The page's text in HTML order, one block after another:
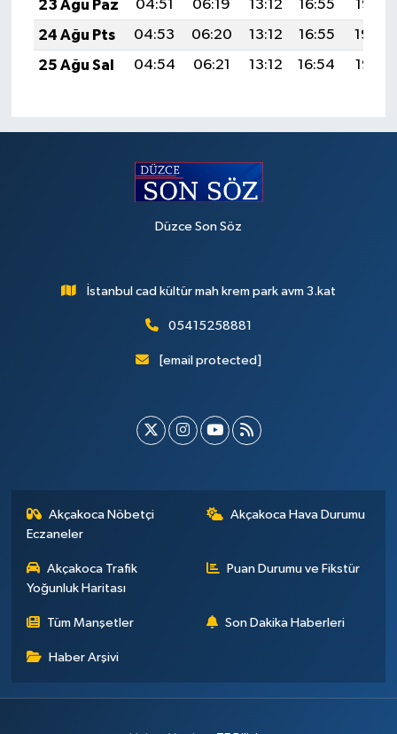
23 Ağu Paz
04:51 06:19 13:12 16:55
19:56
24 Ağu Pts
04:53 06:20 13:12 16:55
19:54
25 Ağu Sal
04:54 06:21 13:12 16:54 19:53
Düzce Son Söz
İstanbul cad kültür mah krem park avm 3.kat
05415258881
[email protected]
Akçakoca Nöbetçi
Eczaneler
Akçakoca Hava Durumu
Akçakoca Trafik
Yoğunluk Haritası
Puan Durumu ve Fikstür
Tüm Manşetler Son Dakika Haberleri
Haber Arşivi